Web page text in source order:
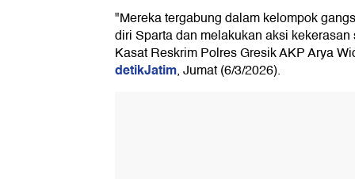
"Mereka tergabung dalam kelompok
diri Sparta dan melakukan aksi
Kasat Reskrim Polres Gresik AKP Arya
detikJatim, Jumat (6/3/2026).